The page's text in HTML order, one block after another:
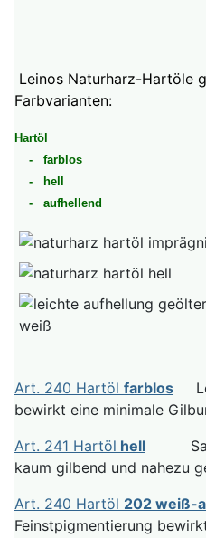
Leinos Naturharz-Hartöle
Farbvarianten:
Hartöl
- farblos
- hell
- aufhellend
Art. 240 Hartöl farblos
bewirkt eine minimale
Art. 241 Hartöl hell
kaum gilbend und nahezu
Art. 240 Hartöl 202 weiß-
Feinstpigmentierung